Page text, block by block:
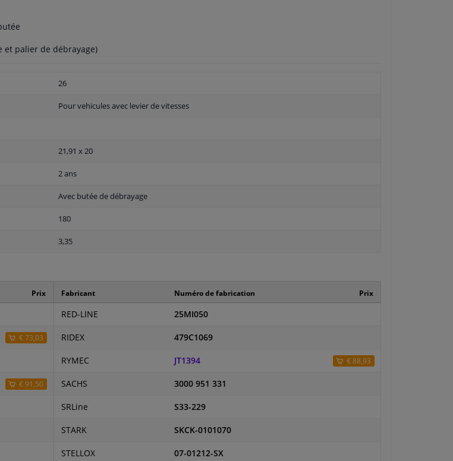
et palier de débrayage)
26
Pour vehicules avec levier de vitesses
21,91 x 20
2 ans
Avec butée de débrayage
180
3,35
Prix
€ 73,03
€ 91,50
Fabricant Numéro de fabrication Prix
RED-LINE 25MI050
RIDEX 479C1069
RYMEC JT1394 € 88,93
SACHS 3000 951 331
SRLine S33-229
STARK SKCK-0101070
STELLOX 07-01212-SX